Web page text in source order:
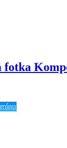
fotka